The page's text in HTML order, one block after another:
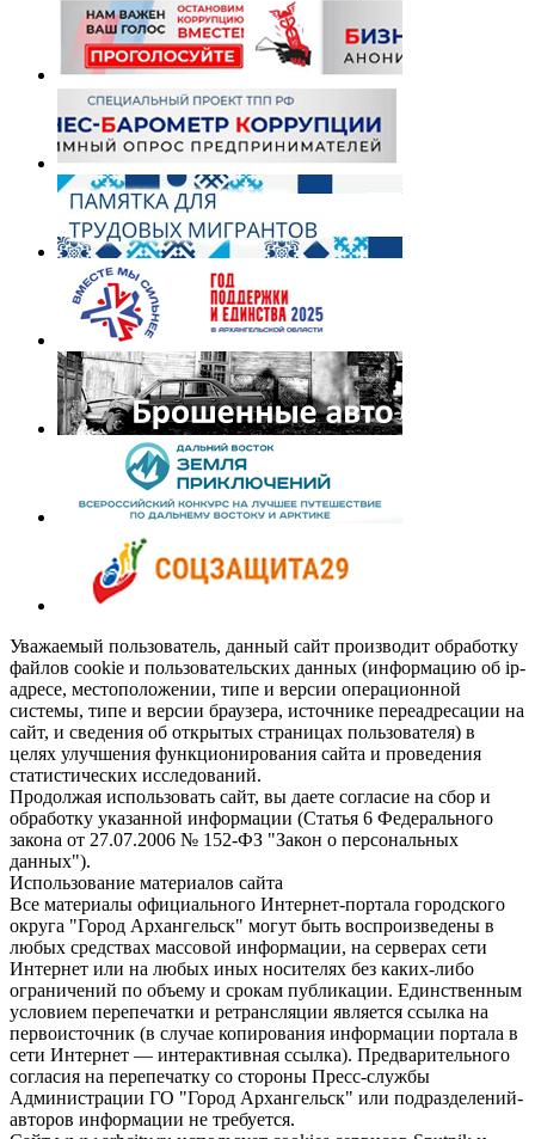
Уважаемый пользователь, данный сайт производит обработку
файлов cookie и пользовательских данных (информацию об ip-
адресе, местоположении, типе и версии операционной
системы, типе и версии браузера, источнике переадресации на
сайт, и сведения об открытых страницах пользователя) в
целях улучшения функционирования сайта и проведения
статистических исследований.
Продолжая использовать сайт, вы даете согласие на сбор и
обработку указанной информации (Статья 6 Федерального
закона от 27.07.2006 № 152-ФЗ "Закон о персональных
данных").
Использование материалов сайта
Все материалы официального Интернет-портала городского
округа "Город Архангельск" могут быть воспроизведены в
любых средствах массовой информации, на серверах сети
Интернет или на любых иных носителях без каких-либо
ограничений по объему и срокам публикации. Единственным
условием перепечатки и ретрансляции является ссылка на
первоисточник (в случае копирования информации портала в
сети Интернет — интерактивная ссылка). Предварительного
согласия на перепечатку со стороны Пресс-службы
Администрации ГО "Город Архангельск" или подразделений-
авторов информации не требуется.